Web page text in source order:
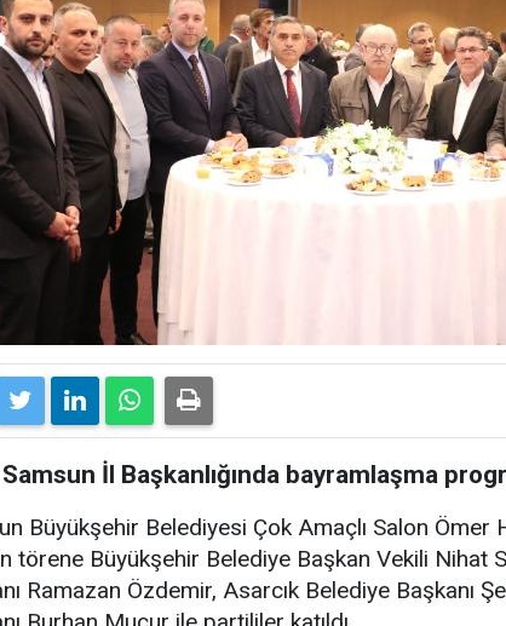
İl Başkanlığında bayramlaşma
Büyükşehir Belediyesi Çok Amaçlı Salon Ömer
törene Büyükşehir Belediye Başkan Vekili Nihat
Ramazan Özdemir, Asarcık Belediye Başkanı